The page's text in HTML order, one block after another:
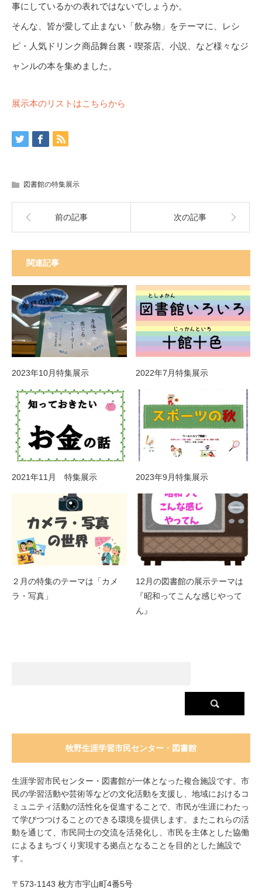
事にしているかの表れではないでしょうか。
そんな、皆が愛して止まない「飲み物」をテーマに、レシ
ピ・人気ドリンク商品舞台裏・喫茶店、小説、など様々なジ
ャンルの本を集めました。
展示本のリストはこちらから
図書館の特集展示
前の記事 次の記事
関連記事
2023年10月特集展示 2022年7月特集展示
2021年11月 特集展示 2023年9月特集展示
２月の特集のテーマは「カメ
ラ・写真」
12月の図書館の展示テーマは
『昭和ってこんな感じやって
ん』
牧野生涯学習市民センター・図書館
生涯学習市民センター・図書館が一体となった複合施設です。市
民の学習活動や芸術等などの文化活動を支援し、地域におけるコ
ミュニティ活動の活性化を促進することで、市民が生涯にわたっ
て学びつつけることのできる環境を提供します。またこれらの活
動を通じて、市民同士の交流を活発化し、市民を主体とした協働
によるまちづくり実現する拠点となることを目的とした施設で
す。
〒573-1143 枚方市宇山町4番5号